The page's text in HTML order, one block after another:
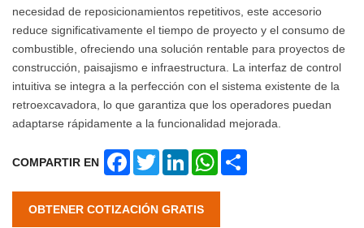
necesidad de reposicionamientos repetitivos, este accesorio
reduce significativamente el tiempo de proyecto y el consumo de
combustible, ofreciendo una solución rentable para proyectos de
construcción, paisajismo e infraestructura. La interfaz de control
intuitiva se integra a la perfección con el sistema existente de la
retroexcavadora, lo que garantiza que los operadores puedan
adaptarse rápidamente a la funcionalidad mejorada.
COMPARTIR EN FacebookTwitterLinkedInWhatsApp
OBTENER COTIZACIÓN GRATIS